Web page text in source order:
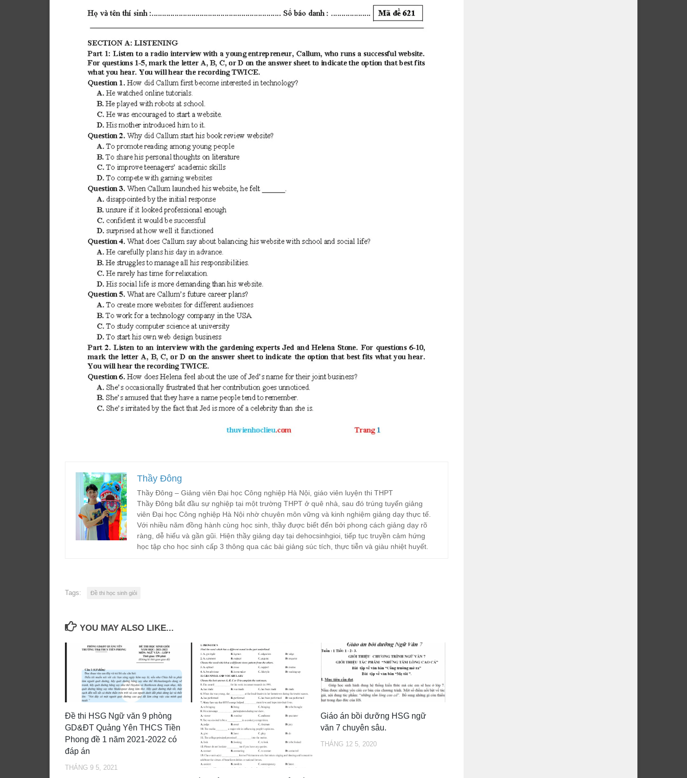
Thầy Đông
Thầy Đông – Giảng viên Đại học Công nghiệp Hà Nội, giáo viên luyện thi THPT
Thầy Đông bắt đầu sự nghiệp tại một trường THPT ở quê nhà, sau đó trúng tuyển giảng
viên Đại học Công nghiệp Hà Nội nhờ chuyên môn vững và kinh nghiệm giảng dạy thực tế.
Với nhiều năm đồng hành cùng học sinh, thầy được biết đến bởi phong cách giảng dạy rõ
ràng, dễ hiểu và gần gũi. Hiện thầy giảng dạy tại dehocsinhgioi, tiếp tục truyền cảm hứng
học tập cho học sinh cấp 3 thông qua các bài giảng súc tích, thực tiễn và giàu nhiệt huyết.
Tags: Đề thi học sinh giỏi
YOU MAY ALSO LIKE...
Đề thi HSG Ngữ văn 9 phòng
GD&ĐT Quảng Yên THCS Tiền
Phong đề 1 năm 2021-2022 có
đáp án
THÁNG 9 5, 2021
Giáo án bồi dưỡng HSG ngữ
văn 7 chuyên sâu.
THÁNG 12 5, 2020